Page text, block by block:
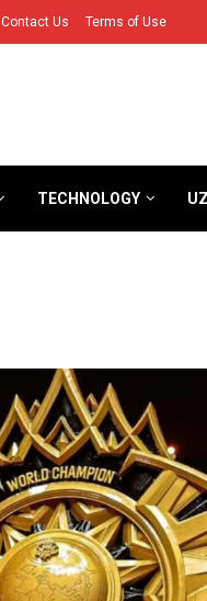
Contact Us Terms of Use
TECHNOLOGY